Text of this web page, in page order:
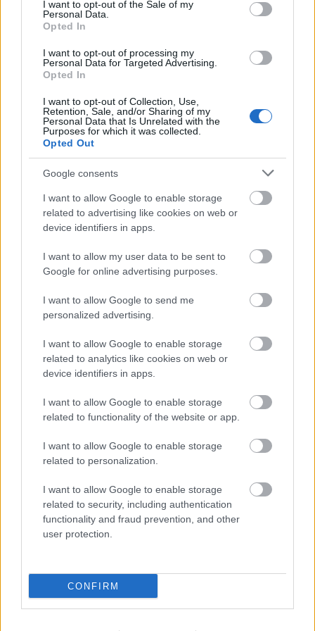
I want to opt-out of the Sale of my
Personal Data.
Opted In
I want to opt-out of processing my
Personal Data for Targeted Advertising.
Opted In
I want to opt-out of Collection, Use,
Retention, Sale, and/or Sharing of my
Personal Data that Is Unrelated with the
Purposes for which it was collected.
Opted Out
Google consents
I want to allow Google to enable storage
related to advertising like cookies on web or
device identifiers in apps.
I want to allow my user data to be sent to
Google for online advertising purposes.
I want to allow Google to send me
personalized advertising.
I want to allow Google to enable storage
related to analytics like cookies on web or
device identifiers in apps.
I want to allow Google to enable storage
related to functionality of the website or app.
I want to allow Google to enable storage
related to personalization.
I want to allow Google to enable storage
related to security, including authentication
functionality and fraud prevention, and other
user protection.
CONFIRM
kocsit. szövegértésre és releváns válaszra pazarolj
több energiát, mint parasztkodni feleslegesen.
bírom ilyenkor mindig előjönnek a kifogások, mert
én árút szállítok, gyereket cipelek, stb. szerintetek ezt
tömegközlekednek vagy megkérnek egy ismerőst ha
néha szükség van rá, esetleg taxi? dehogynem.
most hogy fel van húzva a margitszigeten a
sorompó, egyre több suv megy keresztbe, arra is
lenne kifogás biztosan
Karl Friedrich Drais der Freiherr von
Sauerbronn
13 éve
Kossuth tér felöl mentem, ha van hely, megálljak a
Nádorban. Nem volt. Már csak a József Attillán tudsz
az Október 6 felé menni. De csak a Sason tudsz balra
menni. Arany János fele mentem egy kört, be az
Október 6-ba, majd át a Nádorra megint, És be a
pincébe.
láttam azt az eufórikus vidámságot a gyalogosok
arcán, ....
Eredezileg azt akartam, hozzák le, megállok,
bedobjuk azt csá, de mondták, hogy az 30 ropi,
pedig kb 30 másodperc volt maga a berakás.
Karl Friedrich Drais der Freiherr von
Sauerbronn
13 éve